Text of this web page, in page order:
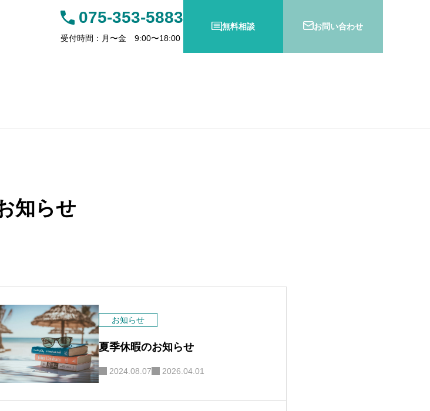
075-353-5883
受付時間：月〜金 9:00〜18:00
無料相談 お問い合わせ
ース会計基準】残価保証付リ
法人税と消費税、処理の違い
知らせ
お知らせ
夏季休暇のお知らせ
2024.08.07 2026.04.01